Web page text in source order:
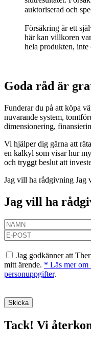
auktoriserad och
Försäkring är ett
här kan villkoren
hela produkten, inte
Goda råd är
Funderar du på att köpa
nuvarande system,
dimensionering,
Vi hjälper dig gärna att
en kalkyl som visar hur
och tryggt beslut att
Jag vill ha rådgivning Jag
Jag vill ha
Jag godkänner att
mitt ärende. * Läs mer om
personuppgifter.
Tack! Vi